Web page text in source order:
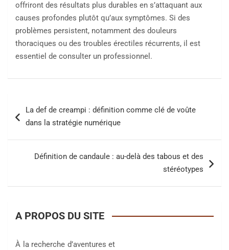
offriront des résultats plus durables en s’attaquant aux
causes profondes plutôt qu’aux symptômes. Si des
problèmes persistent, notamment des douleurs
thoraciques ou des troubles érectiles récurrents, il est
essentiel de consulter un professionnel.
de
La def de creampi : définition comme clé de voûte
dans la stratégie numérique
Définition de candaule : au-delà des tabous et des
stéréotypes
A PROPOS DU SITE
À la recherche d’aventures et